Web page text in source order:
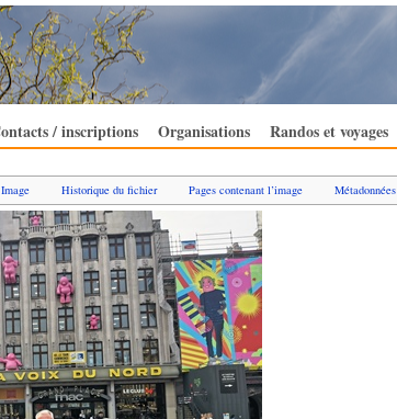
/ inscriptions Organisations Randos et voyages
Image Historique du fichier Pages contenant l’image Métadonnées